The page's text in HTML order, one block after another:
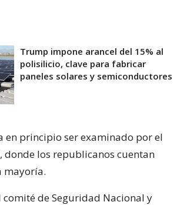
Trump impone arancel del 15% al
polisilicio, clave para fabricar
paneles solares y semiconductores
en principio ser examinado por el
donde los republicanos cuentan
mayoría.
comité de Seguridad Nacional y